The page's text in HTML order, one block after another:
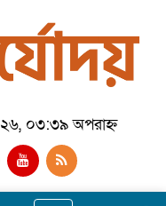
০৩:৩৯ অপরাহ্ন